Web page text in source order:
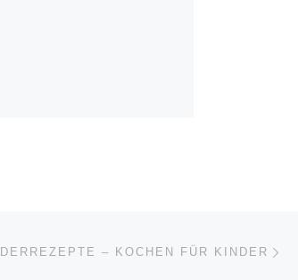
– KOCHEN FÜR KINDER